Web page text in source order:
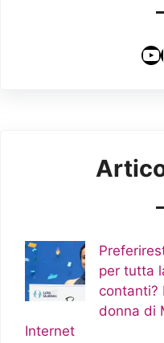
per tutta
contanti?
donna di
Internet